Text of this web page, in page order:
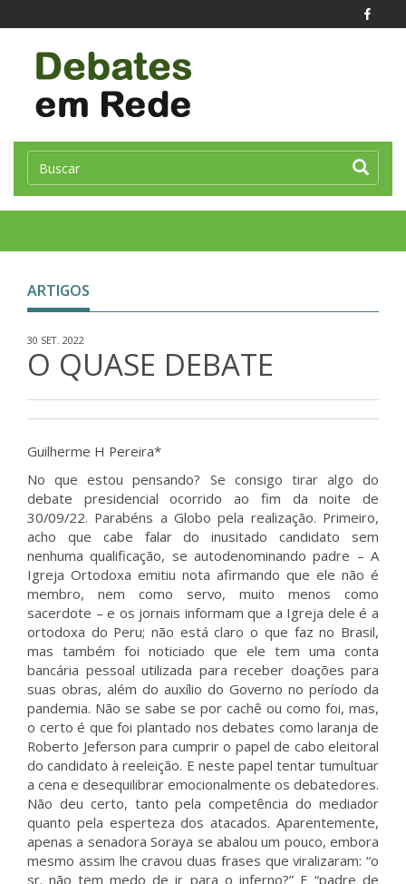
ARTIGOS
30 SET. 2022
O QUASE DEBATE
Guilherme H Pereira*
No que estou pensando? Se consigo tirar algo do
debate presidencial ocorrido ao fim da noite de
30/09/22. Parabéns a Globo pela realização. Primeiro,
acho que cabe falar do inusitado candidato sem
nenhuma qualificação, se autodenominando padre – A
Igreja Ortodoxa emitiu nota afirmando que ele não é
membro, nem como servo, muito menos como
sacerdote – e os jornais informam que a Igreja dele é a
ortodoxa do Peru; não está claro o que faz no Brasil,
mas também foi noticiado que ele tem uma conta
bancária pessoal utilizada para receber doações para
suas obras, além do auxílio do Governo no período da
pandemia. Não se sabe se por cachê ou como foi, mas,
o certo é que foi plantado nos debates como laranja de
Roberto Jeferson para cumprir o papel de cabo eleitoral
do candidato à reeleição. E neste papel tentar tumultuar
a cena e desequilibrar emocionalmente os debatedores.
Não deu certo, tanto pela competência do mediador
quanto pela esperteza dos atacados. Aparentemente,
apenas a senadora Soraya se abalou um pouco, embora
mesmo assim lhe cravou duas frases que viralizaram: “o
sr. não tem medo de ir para o inferno?” E “padre de